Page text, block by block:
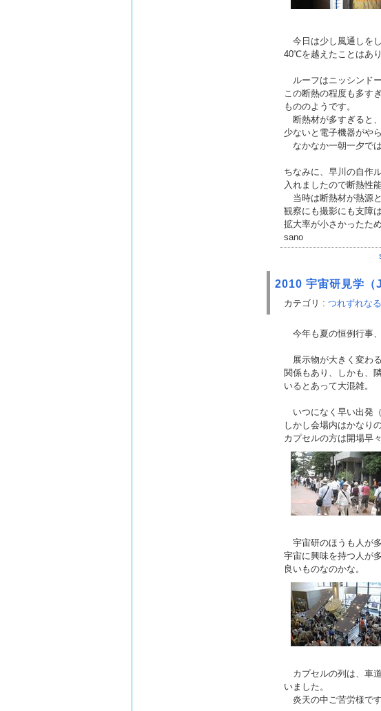
今日は少し風通しを
40℃を越えたことはあり
ルーフはニッシンドー
この断熱の程度も多す
もののようです。
断熱材が多すぎると
少ないと電子機器がや
なかなか一朝一夕では
ちなみに、早川の自作
入れましたので断熱性
当時は断熱材が熱源
観察にも撮影にも支障
拡大率が小さかったた
sano
2010 宇宙研見学（
カテゴリ : つれずれな
今年も夏の恒例行事
展示物が大きく変わ
関係もあり、しかも、
いるとあって大混雑。
いつになく早い出発
しかし会場内はかなりの
カプセルの方は開場早
宇宙研のほうも人が
宇宙に興味を持つ人が
良いものなのかな。
カプセルの列は、車
いました。
炎天の中ご苦労様です